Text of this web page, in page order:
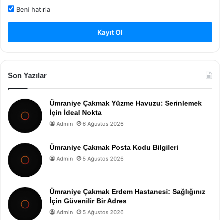
Beni hatırla
Kayıt Ol
Son Yazılar
Ümraniye Çakmak Yüzme Havuzu: Serinlemek
İçin İdeal Nokta
Admin 6 Ağustos 2026
Ümraniye Çakmak Posta Kodu Bilgileri
Admin 5 Ağustos 2026
Ümraniye Çakmak Erdem Hastanesi: Sağlığınız
İçin Güvenilir Bir Adres
Admin 5 Ağustos 2026